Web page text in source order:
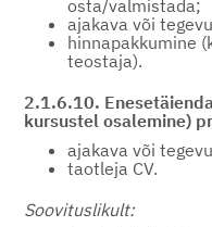
osta/valmistada;
ajakava või
hinnapakkumine
teostaja).
2.1.6.10.
kursustel osalemine)
ajakava või
taotleja CV.
Soovituslikult: